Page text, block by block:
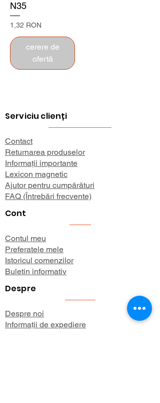
N35
Preț
1,32 RON
cerere de
ofertă
Serviciu clienți
Contact
Returnarea produselor
Informații importante
Lexicon magnetic
Ajutor pentru cumpărături
FAQ (Întrebări frecvente)
Cont
Contul meu
Preferatele mele
Istoricul comenzilor
Buletin informativ
Despre
Despre noi
Informații de expediere